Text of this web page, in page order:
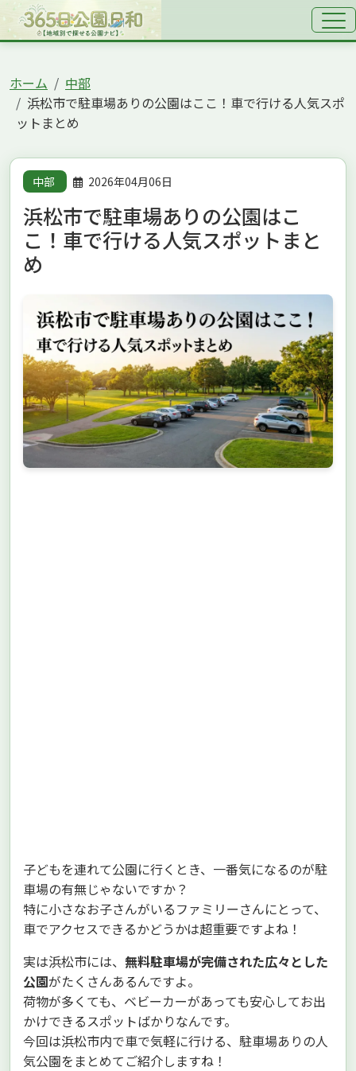
ホーム
中部
浜松市で駐車場ありの公園はここ！車で行ける人気スポ
ットまとめ
中部 2026年04月06日
浜松市で駐車場ありの公園はこ
こ！車で行ける人気スポットまと
め
子どもを連れて公園に行くとき、一番気になるのが駐
車場の有無じゃないですか？
特に小さなお子さんがいるファミリーさんにとって、
車でアクセスできるかどうかは超重要ですよね！
実は浜松市には、 無料駐車場が完備された広々とした
公園がたくさんあるんですよ。
荷物が多くても、ベビーカーがあっても安心してお出
かけできるスポットばかりなんです。
今回は浜松市内で車で気軽に行ける、駐車場ありの人
気公園をまとめてご紹介しますね！